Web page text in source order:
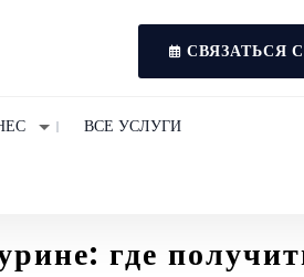
СВЯЗАТЬСЯ
ВСЕ УСЛУГИ
где